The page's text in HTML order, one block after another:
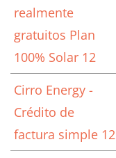
realmente
gratuitos Plan
100% Solar 12
Cirro Energy -
Crédito de
factura simple 12